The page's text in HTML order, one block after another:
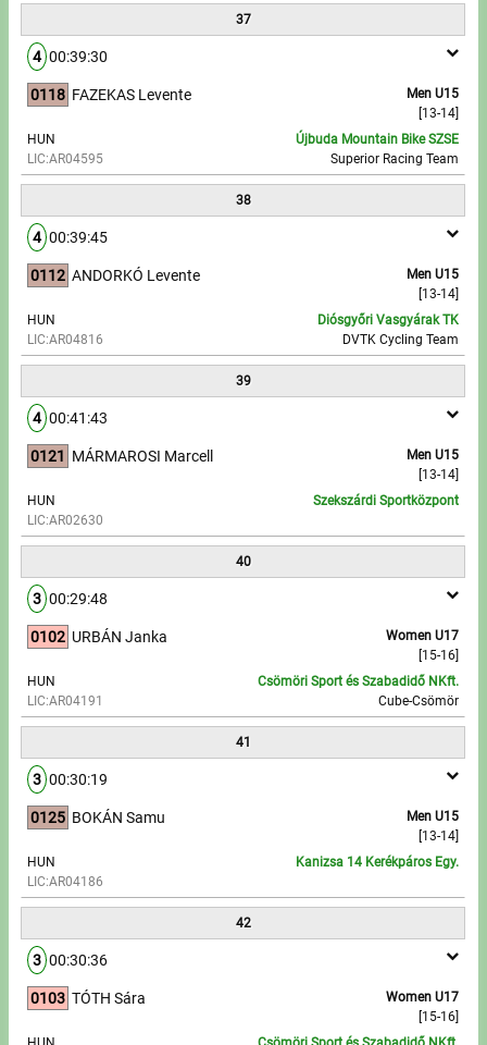
37
4 00:39:30
0118
Men U15
[13-14]
FAZEKAS Levente
HUN
LIC:AR04595
Újbuda Mountain Bike SZSE
Superior Racing Team
38
4 00:39:45
0112
Men U15
[13-14]
ANDORKÓ Levente
HUN
LIC:AR04816
Diósgyőri Vasgyárak TK
DVTK Cycling Team
39
4 00:41:43
0121
Men U15
[13-14]
MÁRMAROSI Marcell
HUN
LIC:AR02630
Szekszárdi Sportközpont
40
3 00:29:48
0102
Women U17
[15-16]
URBÁN Janka
HUN
LIC:AR04191
Csömöri Sport és Szabadidő NKft.
Cube-Csömör
41
3 00:30:19
0125
Men U15
[13-14]
BOKÁN Samu
HUN
LIC:AR04186
Kanizsa 14 Kerékpáros Egy.
42
3 00:30:36
0103
Women U17
[15-16]
TÓTH Sára